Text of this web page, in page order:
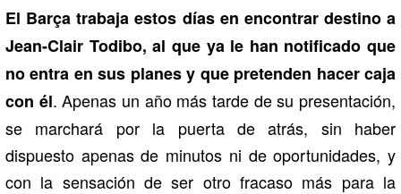
El Barça trabaja estos días en encontrar destino a
Jean-Clair Todibo, al que ya le han notificado que
no entra en sus planes y que pretenden hacer caja
con él. Apenas un año más tarde de su presentación,
se marchará por la puerta de atrás, sin haber
dispuesto apenas de minutos ni de oportunidades, y
con la sensación de ser otro fracaso más para la